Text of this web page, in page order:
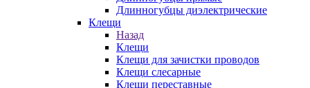
Длинногубцы диэлектрические
Клещи
Назад
Клещи
Клещи для зачистки проводов
Клещи слесарные
Клещи переставные